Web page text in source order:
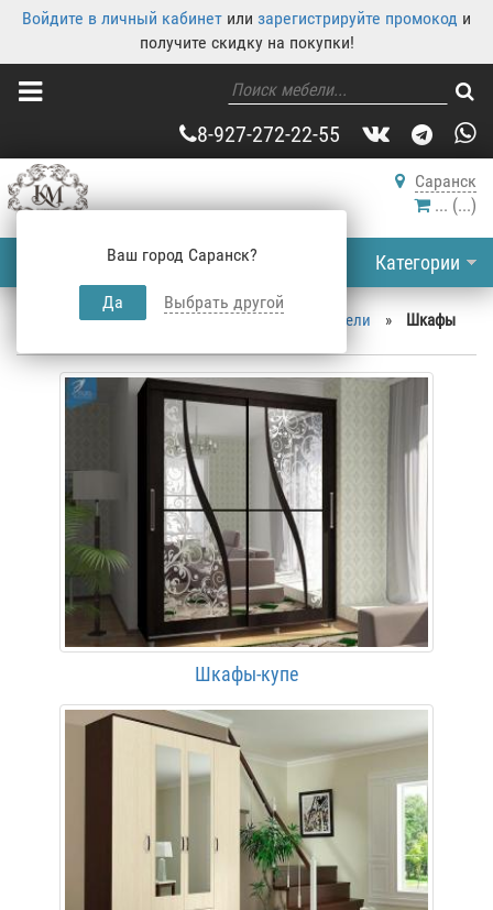
Войдите в личный кабинет или зарегистрируйте промокод и
получите скидку на покупки!
8-927-272-22-55
Саранск
Ваш город Саранск?
Да Выбрать другой
... (...)
Категории
Корпусная мебель » Каталог корпусной мебели » Шкафы
Шкафы-купе